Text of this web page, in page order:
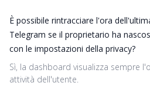
È possibile rintracciare l'ora
Telegram se il proprietario ha
con le impostazioni della privacy?
Sì, la dashboard visualizza sempre
attività dell'utente.